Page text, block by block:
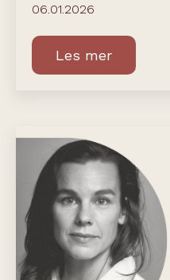
06.01.2026
Les mer